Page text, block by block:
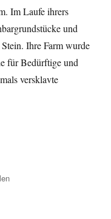
Im Laufe ihrers
und
Stein. Ihre Farm wurde
für Bedürftige und
versklavte